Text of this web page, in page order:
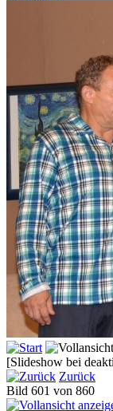
[Slideshow bei
Zurück
Bild 601 von 860